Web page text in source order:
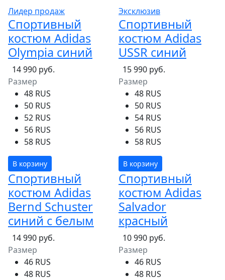
Лидер продаж
Спортивный
костюм Adidas
Olympia синий
14 990 руб.
Размер
48 RUS
50 RUS
52 RUS
56 RUS
58 RUS
В корзину
Эксклюзив
Спортивный
костюм Adidas
USSR синий
15 990 руб.
Размер
48 RUS
50 RUS
54 RUS
56 RUS
58 RUS
В корзину
Спортивный
костюм Adidas
Bernd Schuster
синий с белым
14 990 руб.
Размер
46 RUS
48 RUS
Спортивный
костюм Adidas
Salvador
красный
10 990 руб.
Размер
46 RUS
48 RUS